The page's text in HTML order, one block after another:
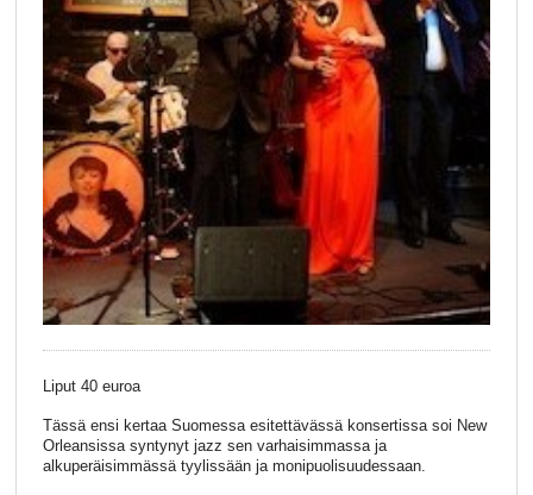
Liput 40 euroa
Tässä ensi kertaa Suomessa esitettävässä konsertissa soi New
Orleansissa syntynyt jazz sen varhaisimmassa ja
alkuperäisimmässä tyylissään ja monipuolisuudessaan.